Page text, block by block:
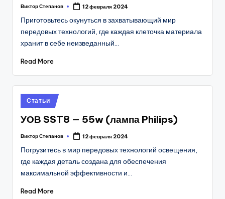
Posted
Виктор Степанов 12 февраля 2024
Приготовьтесь окунуться в захватывающий мир
передовых технологий, где каждая клеточка материала
хранит в себе неизведанный…
Read More
Posted
in
Статьи
УОВ SST8 — 55w (лампа Philips)
Posted
Виктор Степанов 12 февраля 2024
Погрузитесь в мир передовых технологий освещения,
где каждая деталь создана для обеспечения
максимальной эффективности и…
Read More